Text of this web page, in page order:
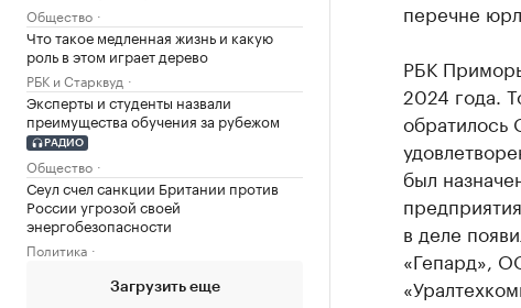
Общество
Что такое медленная жизнь и какую
роль в этом играет дерево
РБК и Старквуд
Эксперты и студенты назвали
преимущества обучения за рубежом
РАДИО
Общество
Сеул счел санкции Британии против
России угрозой своей
энергобезопасности
Политика
Загрузить еще
перечне
РБК
2024 года.
был
в деле
«Гепард»,